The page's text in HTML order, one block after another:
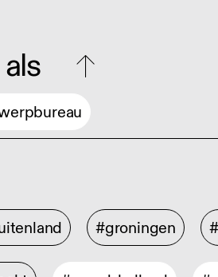
#groningen